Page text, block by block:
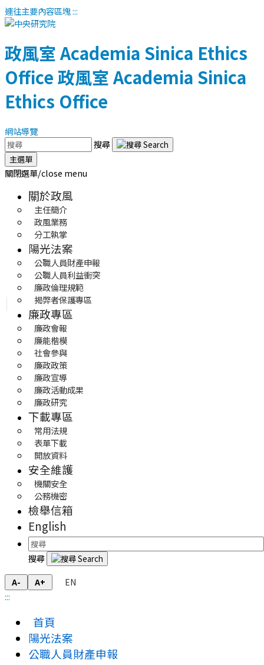
連往主要內容區塊:::
政風室Academia Sinica Ethics
Office政風室Academia Sinica
Ethics Office
網站導覽
搜尋
主選單
關閉選單/close menu
關於政風
主任簡介
政風業務
分工執掌
陽光法案
公職人員財產申報
公職人員利益衝突
廉政倫理規範
揭弊者保護專區
廉政專區
廉政會報
廉能楷模
社會參與
廉政政策
廉政宣導
廉政活動成果
廉政研究
下載專區
常用法規
表單下載
開放資料
安全維護
機關安全
公務機密
檢舉信箱
English
搜尋
A- A+
EN
:::
首頁
陽光法案
公職人員財產申報